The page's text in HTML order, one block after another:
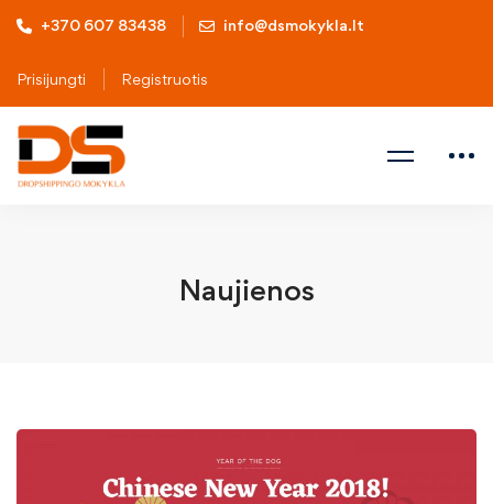
+370 607 83438 info@dsmokykla.lt
Prisijungti Registruotis
Naujienos